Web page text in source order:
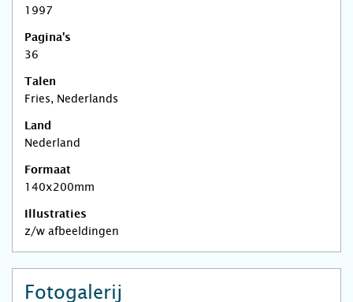
1997
Pagina's
36
Talen
Fries, Nederlands
Land
Nederland
Formaat
140x200mm
Illustraties
z/w afbeeldingen
Fotogalerij